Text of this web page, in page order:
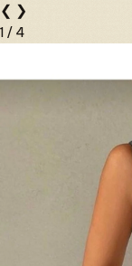
❮ ❯
1 / 4